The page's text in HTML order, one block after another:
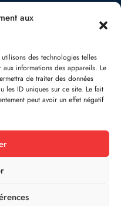
aux
des technologies telles
informations des appareils. Le
de traiter des données
les ID uniques sur ce site. Le fait
peut avoir un effet négatif